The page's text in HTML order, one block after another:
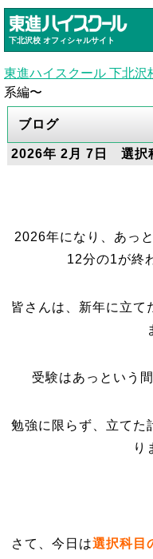
下北沢校 オフィシャルサイト
東進ハイスクール 下北沢
系編〜
ブログ
2026年 2月 7日 選択
2026年になり、あっ
12分の1が終
皆さんは、新年に立て
受験はあっという
勉強に限らず、立てた
り
さて、今日は選択科目